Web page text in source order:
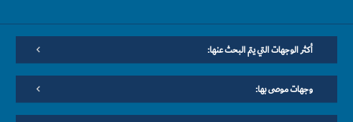
أكثر الوجهات التي يتم البحث عنها:
وجهات موصى بها: